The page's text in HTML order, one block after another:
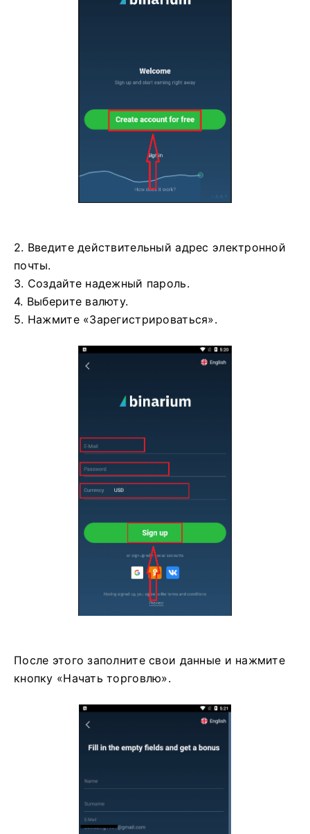
2. Введите действительный адрес электронной
почты.
3. Создайте надежный пароль.
4. Выберите валюту.
5. Нажмите «Зарегистрироваться».
После этого заполните свои данные и нажмите
кнопку «Начать торговлю».